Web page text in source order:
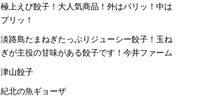
極上えび餃子！大人気商品！外はパリッ！中は
プリッ！
淡路島たまねぎたっぷりジューシー餃子！玉ね
ぎが主役の甘味がある餃子です！今井ファーム
津山餃子
紀北の魚ギョーザ